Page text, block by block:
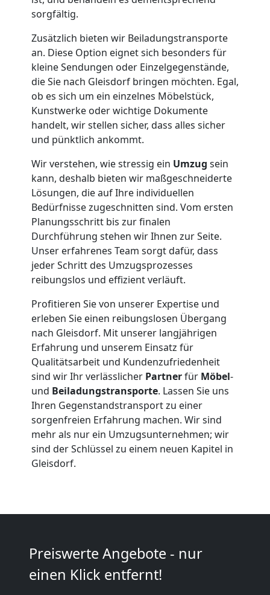
sorgfältig.
Zusätzlich bieten wir Beiladungstransporte
an. Diese Option eignet sich besonders für
kleine Sendungen oder Einzelgegenstände,
die Sie nach Gleisdorf bringen möchten. Egal,
ob es sich um ein einzelnes Möbelstück,
Kunstwerke oder wichtige Dokumente
handelt, wir stellen sicher, dass alles sicher
und pünktlich ankommt.
Wir verstehen, wie stressig ein Umzug sein
kann, deshalb bieten wir maßgeschneiderte
Lösungen, die auf Ihre individuellen
Bedürfnisse zugeschnitten sind. Vom ersten
Planungsschritt bis zur finalen
Durchführung stehen wir Ihnen zur Seite.
Unser erfahrenes Team sorgt dafür, dass
jeder Schritt des Umzugsprozesses
reibungslos und effizient verläuft.
Profitieren Sie von unserer Expertise und
erleben Sie einen reibungslosen Übergang
nach Gleisdorf. Mit unserer langjährigen
Erfahrung und unserem Einsatz für
Qualitätsarbeit und Kundenzufriedenheit
sind wir Ihr verlässlicher Partnerfür Möbel-
und Beiladungstransporte. Lassen Sie uns
Ihren Gegenstandstransport zu einer
sorgenfreien Erfahrung machen. Wir sind
mehr als nur ein Umzugsunternehmen; wir
sind der Schlüssel zu einem neuen Kapitel in
Gleisdorf.
Preiswerte Angebote - nur
einen Klick entfernt!
Leonding
Büroumzug
Leonding
Expressumzug
Leonding
Tragehilfe
Leonding
Kleiner
Umzug
Leonding
Küchenumzug
Leonding
Umzug
Lagerung
Leonding